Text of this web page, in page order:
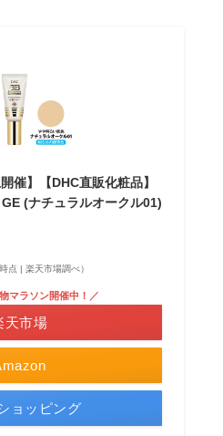
催】【DHC直販化粧品】
(ナチュラルオークル01)
点 | 楽天市場調べ）
マラソン開催中！／
天市場
ョッピング